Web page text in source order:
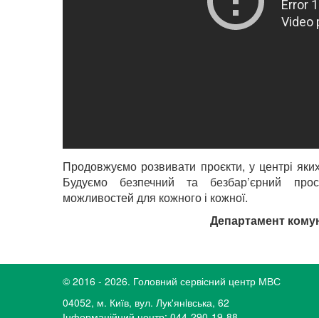
Продовжуємо розвивати проєкти, у центрі
Будуємо безпечний та безбар’єрний
можливостей для кожного і кожної.
Департамент
© 2016 - 2026. Головний сервісний центр МВС
04052, м. Київ, вул. Лук'янiвська, 62